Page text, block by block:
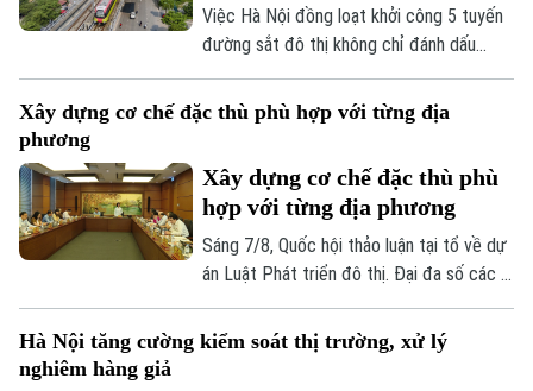
đất công tồn tại nhiều năm qua.
Việc Hà Nội đồng loạt khởi công 5 tuyến
đường sắt đô thị không chỉ đánh dấu
bước tăng tốc trong phát triển hạ tầng
giao thông mà còn mở ra cơ hội hiện thực
hóa mô hình phát triển đô thị theo định
được xem là "chìa khóa" để kết nối giao
thông với quy hoạch đô thị, khai thác hiệu
quả quỹ đất và từng bước hình thành
những không gian sống hiện đại, bền vững.
Xây dựng cơ chế đặc thù phù hợp với từng địa
phương
Xây dựng cơ chế đặc thù phù
hợp với từng địa phương
Sáng 7/8, Quốc hội thảo luận tại tổ về dự
án Luật Phát triển đô thị. Đại đa số các ý
kiến đánh giá cao dự án có sự đổi mới tư
duy làm luật mạnh mẽ. Tuy nhiên, đại biểu
cho rằng việc xây dựng cơ chế đặc thù
Hà Nội tăng cường kiểm soát thị trường, xử lý
nghiêm hàng giả